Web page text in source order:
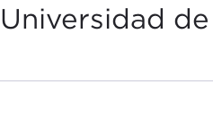
Universidad de